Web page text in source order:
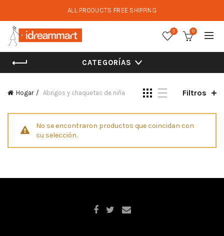
ALL PRODUCTS FREE SHIPPING
0 0
CATEGORÍAS
Hogar Abrigos y chaquetas de niña Filtros
No se encontraron productos que coincidan con
su selección.